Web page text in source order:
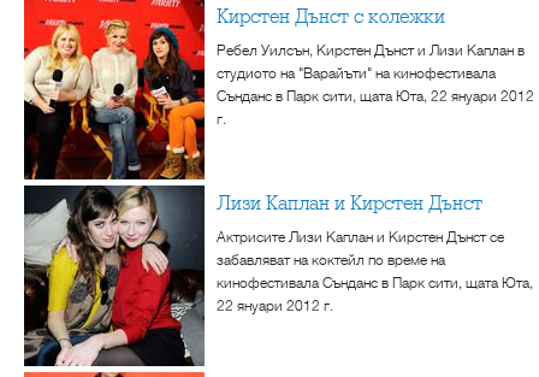
Кирстен Дънст с колежки
Ребел Уилсън, Кирстен Дънст и Лизи Каплан в
студиото на "Варайъти" на кинофестивала
Сънданс в Парк сити, щата Юта, 22 януари 2012
г.
Лизи Каплан и Кирстен Дънст
Актрисите Лизи Каплан и Кирстен Дънст се
забавляват на коктейл по време на
кинофестивала Сънданс в Парк сити, щата Юта,
22 януари 2012 г.